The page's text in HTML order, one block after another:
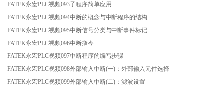
FATEK永宏PLC视频093子程序简单应用
FATEK永宏PLC视频094中断的概念与中断程序的结构
FATEK永宏PLC视频095中断信号分类与中断事件标记
FATEK永宏PLC视频096中断指令
FATEK永宏PLC视频097中断程序的编写步骤
FATEK永宏PLC视频098外部输入中断(一)：外部输入元件选择
FATEK永宏PLC视频099外部输入中断(二)：滤波设置